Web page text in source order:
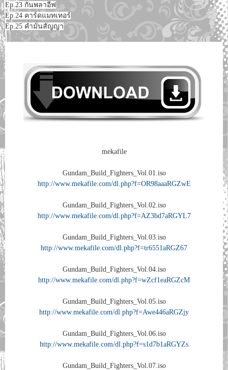
Ep.23 กันพลาอีฟ
Ep.24 คาร์ดแมทเทอร์
Ep.25 คำมั่นสัญญา
mekafile
Gundam_Build_Fighters_Vol.01.iso
http://www.mekafile.com/dl.php?f=OR98aaaRGZwE
Gundam_Build_Fighters_Vol.02.iso
http://www.mekafile.com/dl.php?f=AZ3bd7aRGYL7
Gundam_Build_Fighters_Vol.03.iso
http://www.mekafile.com/dl.php?f=tr6551aRGZ67
Gundam_Build_Fighters_Vol.04.iso
http://www.mekafile.com/dl.php?f=wZcf1eaRGZcM
Gundam_Build_Fighters_Vol.05.iso
http://www.mekafile.com/dl.php?f=Awe446aRGZjy
Gundam_Build_Fighters_Vol.06.iso
http://www.mekafile.com/dl.php?f=s1d7b1aRGYZs
Gundam_Build_Fighters_Vol.07.iso